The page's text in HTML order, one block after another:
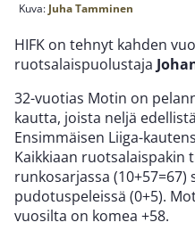
Kuva: Juha Tamminen
HIFK on tehnyt kahden
ruotsalaispuolustaja
32-vuotias Motin on
kautta, joista neljä
Ensimmäisen Liiga-
Kaikkiaan ruotsalaispakin
runkosarjassa (10+57=67)
pudotuspeleissä (0+5).
vuosilta on komea +58.